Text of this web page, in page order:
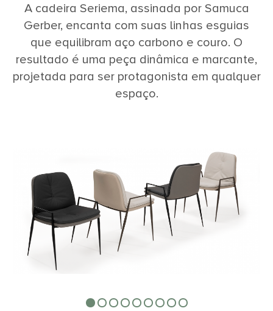
A cadeira Seriema, assinada por Samuca
Gerber, encanta com suas linhas esguias
que equilibram aço carbono e couro. O
resultado é uma peça dinâmica e marcante,
projetada para ser protagonista em qualquer
espaço.